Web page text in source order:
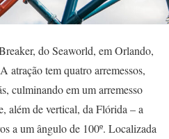
do Seaworld, em Orlando,
atração tem quatro arremessos,
culminando em um arremesso
além de vertical, da Flórida – a
a um ângulo de 100º. Localizada